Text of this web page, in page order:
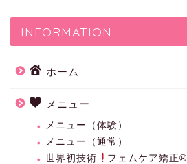
INFORMATION
ホーム
メニュー
メニュー（体験）
メニュー（通常）
世界初技術
フェムケア矯正®︎